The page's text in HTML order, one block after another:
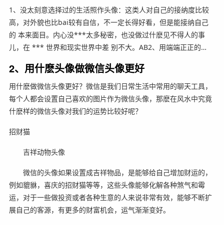
1、没太刻意选择过的生活照作头像：这类人对自己的接纳度比较
高，对外貌也比bai较有自信，不一定长得好看，但是能接纳自己
的 本来面目。内心没***太多秘密，也没做过什麽见不得人的事
儿，在 *** 世界和现实世界中差 别不大。AB2、用端端正正的…
2、用什麽头像做微信头像更好
用什麽做微信头像更好？微信是我们日常生活中常用的聊天工具，
每个人都会设置自己喜欢的图片作为微信头像，那麽在风水中究竟
什麽样的微信头像对我们的运势比较好呢？
招财猫
吉祥动物头像
微信的头像如果设置成吉祥物品，是能够给自己增加财运的，
例如貔貅，喜庆的招财猫等等，这些头像能够化解各种煞气和霉
运，对于一些做投资或者各种生意的人来说非常有效，能够不断扩
展自己的客源，有更多的财富机会，运气渐渐变好。